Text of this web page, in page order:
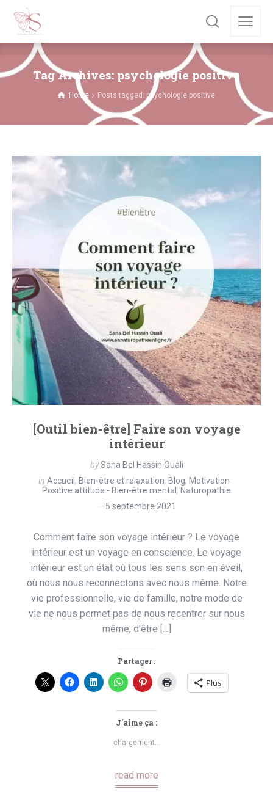
Tag Archives: psychologie positive
Home Posts tagged: psychologie positive
[Outil bien-être] Faire son voyage
intérieur
bySana Bel Hassin Ouali
in Accueil , Bien-être et relaxation, Blog, Motivation -
Positive attitude - Bien-être mental , Naturopathie
5 septembre 2021
Comment faire son voyage intérieur ? Le voyage
intérieur est un voyage en conscience. Le voyage
intérieur est un état où tous les sens son en éveil,
où nous nous reconnectons avec nous même. Notre
vie professionnelle, vie de famille, notre mode de
vie ne nous permet pas de nous recentrer sur nous
même, d’être […]
Partager :
Plus
J’aime ça :
chargement…
read more